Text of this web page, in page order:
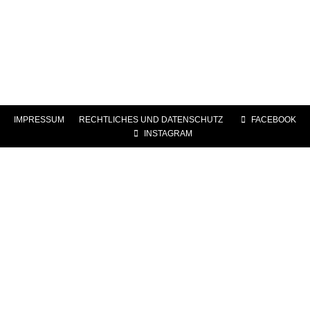
IMPRESSUM RECHTLICHES UND DATENSCHUTZ
FACEBOOK
INSTAGRAM